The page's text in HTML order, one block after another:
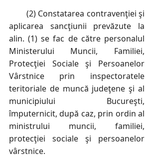
(2) Constatarea contravenţiei şi
aplicarea sancţiunii prevăzute la
alin. (1) se fac de către personalul
Ministerului Muncii, Familiei,
Protecţiei Sociale şi Persoanelor
Vârstnice prin inspectoratele
teritoriale de muncă judeţene şi al
municipiului Bucureşti,
împuternicit, după caz, prin ordin al
ministrului muncii, familiei,
protecţiei sociale şi persoanelor
vârstnice.